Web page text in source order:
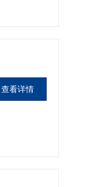
查看详情